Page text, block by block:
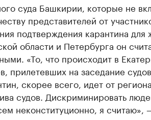
суда Башкирии, которые не
представителей от
подтверждения карантина для
области и Петербурга он
«То, что происходит в
прилетевших на заседание
скорее всего, идет от
судов. Дискриминировать
неконституционно, я считаю»,